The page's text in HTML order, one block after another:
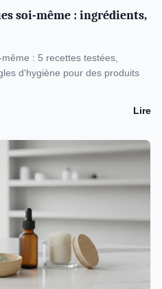
soi-même : ingrédients,
: 5 recettes testées,
d'hygiène pour des produits
Lire